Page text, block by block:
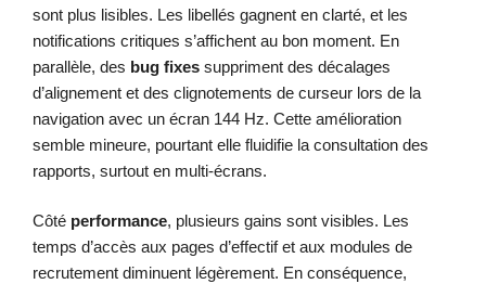
sont plus lisibles. Les libellés gagnent en clarté, et les
notifications critiques s’affichent au bon moment. En
parallèle, des bug fixes suppriment des décalages
d’alignement et des clignotements de curseur lors de la
navigation avec un écran 144 Hz. Cette amélioration
semble mineure, pourtant elle fluidifie la consultation des
rapports, surtout en multi-écrans.
Côté performance, plusieurs gains sont visibles. Les
temps d’accès aux pages d’effectif et aux modules de
recrutement diminuent légèrement. En conséquence,